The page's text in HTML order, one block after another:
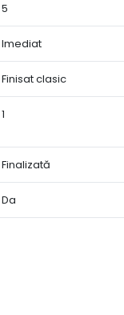
5
Imediat
Finisat clasic
1
Finalizată
Da